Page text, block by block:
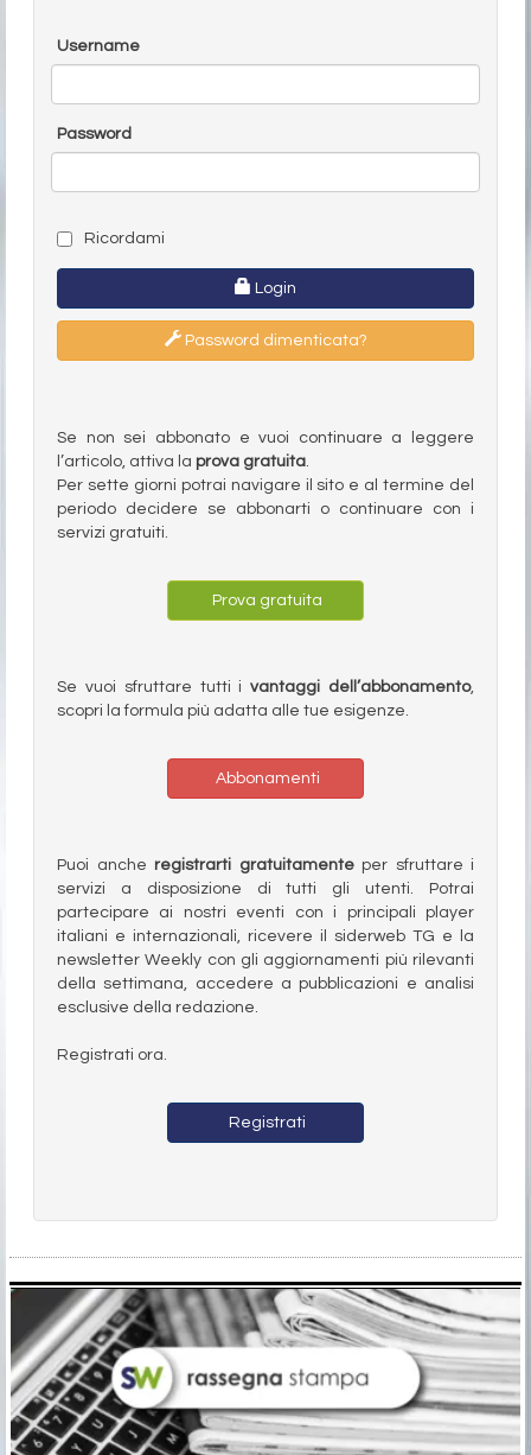
Username
Password
Ricordami
Login
Password dimenticata?
Se non sei abbonato e vuoi continuare a leggere
l’articolo, attiva la prova gratuita.
Per sette giorni potrai navigare il sito e al termine del
periodo decidere se abbonarti o continuare con i
servizi gratuiti.
Prova gratuita
Se vuoi sfruttare tutti ivantaggi dell’abbonamento,
scopri la formula più adatta alle tue esigenze.
Abbonamenti
Puoi anche registrarti gratuitamenteper sfruttare i
servizi a disposizione di tutti gli utenti. Potrai
partecipare ai nostri eventi con i principali player
italiani e internazionali, ricevere il siderweb TG e la
newsletter Weekly con gli aggiornamenti più rilevanti
della settimana, accedere a pubblicazioni e analisi
esclusive della redazione.
Registrati ora.
Registrati